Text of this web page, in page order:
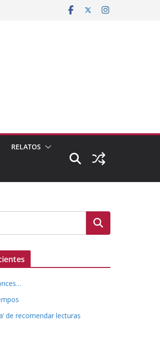
RELATOS
de recomendar lecturas